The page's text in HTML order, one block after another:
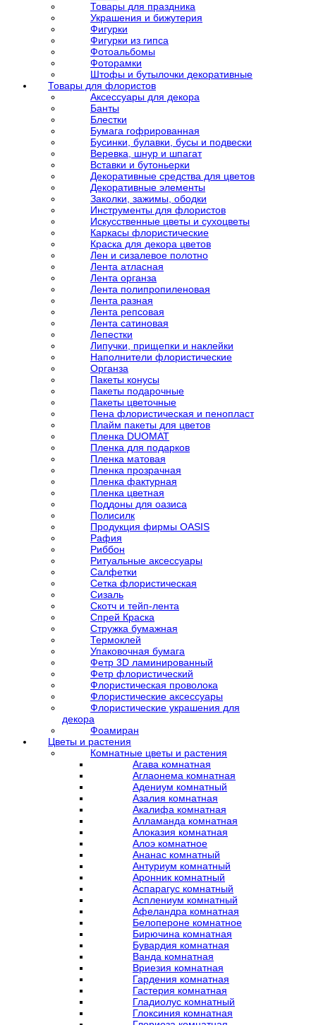
Товары для праздника
Украшения и бижутерия
Фигурки
Фигурки из гипса
Фотоальбомы
Фоторамки
Штофы и бутылочки декоративные
Товары для флористов
Аксессуары для декора
Банты
Блестки
Бумага гофрированная
Бусинки, булавки, бусы и подвески
Веревка, шнур и шпагат
Вставки и бутоньерки
Декоративные средства для цветов
Декоративные элементы
Заколки, зажимы, ободки
Инструменты для флористов
Искусственные цветы и сухоцветы
Каркасы флористические
Краска для декора цветов
Лен и сизалевое полотно
Лента атласная
Лента органза
Лента полипропиленовая
Лента разная
Лента репсовая
Лента сатиновая
Лепестки
Липучки, прищепки и наклейки
Наполнители флористические
Органза
Пакеты конусы
Пакеты подарочные
Пакеты цветочные
Пена флористическая и пенопласт
Плайм пакеты для цветов
Пленка DUOMAT
Пленка для подарков
Пленка матовая
Пленка прозрачная
Пленка фактурная
Пленка цветная
Поддоны для оазиса
Полисилк
Продукция фирмы OASIS
Рафия
Риббон
Ритуальные аксессуары
Салфетки
Сетка флористическая
Сизаль
Скотч и тейп-лента
Спрей Краска
Стружка бумажная
Термоклей
Упаковочная бумага
Фетр 3D ламинированный
Фетр флористический
Флористическая проволока
Флористические аксессуары
Флористические украшения для
декора
Фоамиран
Цветы и растения
Комнатные цветы и растения
Агава комнатная
Аглаонема комнатная
Адениум комнатный
Азалия комнатная
Акалифа комнатная
Алламанда комнатная
Алоказия комнатная
Алоэ комнатное
Ананас комнатный
Антуриум комнатный
Аронник комнатный
Аспарагус комнатный
Асплениум комнатный
Афеландра комнатная
Белопероне комнатное
Бирючина комнатная
Бувардия комнатная
Ванда комнатная
Вриезия комнатная
Гардения комнатная
Гастерия комнатная
Гладиолус комнатный
Глоксиния комнатная